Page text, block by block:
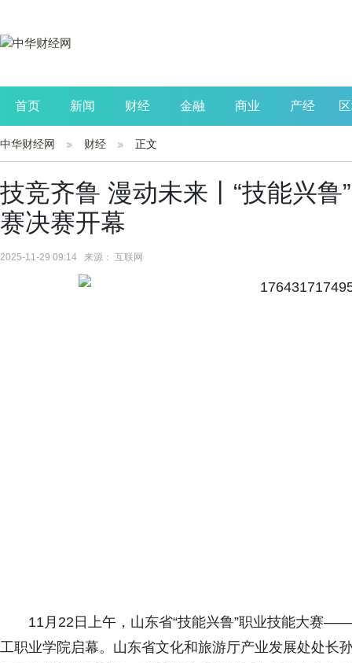
首页 新闻 财经 金融 商业 产经
公司 生活 读书
中华财经网 财经 正文
技竞齐鲁 漫动未来丨“技能兴
赛决赛开幕
2025-11-29 09:14 来源： 互联网
11月22日上午，山东省“技能兴鲁”职业技能大赛
工职业学院启幕。山东省文化和旅游厅产业发展处处长